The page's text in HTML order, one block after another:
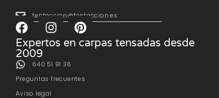
tentaccion@tentaccion.es
Expertos en carpas tensadas desde
2009
640 51 91 36
Preguntas frecuentes
Aviso legal